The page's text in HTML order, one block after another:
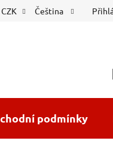
CZK Čeština
podmínky